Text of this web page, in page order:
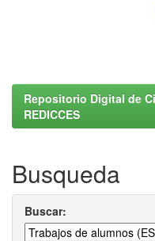
Repositorio Digital de
REDICCES
Busqueda
Buscar: